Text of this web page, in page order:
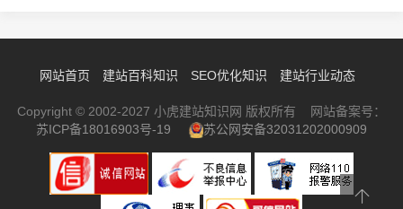
网站首页 建站百科知识 SEO优化知识 建站行业动态
Copyright © 2002-2027 小虎建站知识网 版权所有 网站备案号：
苏ICP备18016903号-19
苏公网安备32031202000909